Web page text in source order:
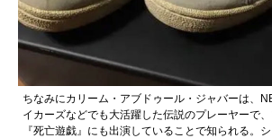
ちなみにカリーム・アブドゥール・ジャバーは、
イカーズなどでも大活躍した伝説のプレーヤーで
『死亡遊戯』にも出演していることで知られる。